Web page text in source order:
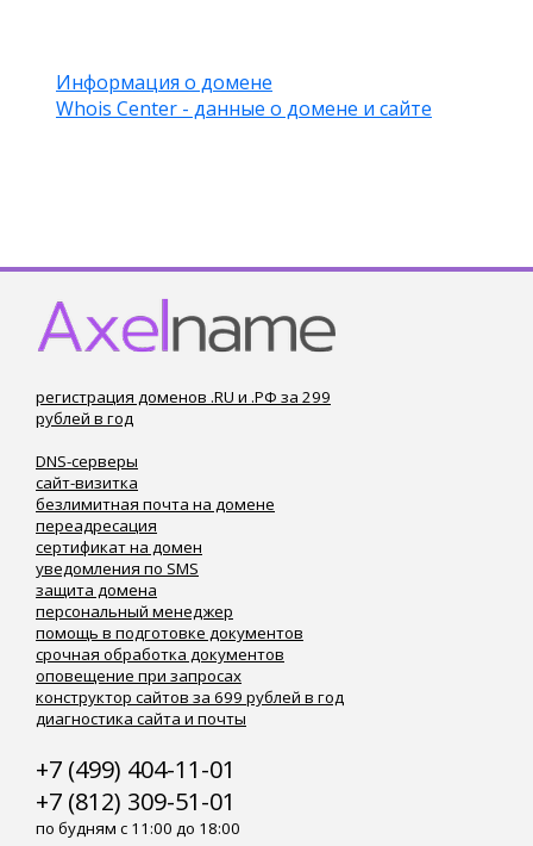
Информация о домене
Whois Center - данные о домене и сайте
регистрация доменов .RU и .РФ за 299
рублей в год
DNS-серверы
сайт-визитка
безлимитная почта на домене
переадресация
сертификат на домен
уведомления по SMS
защита домена
персональный менеджер
помощь в подготовке документов
срочная обработка документов
оповещение при запросах
конструктор сайтов за 699 рублей в год
диагностика сайта и почты
+7 (499) 404-11-01
+7 (812) 309-51-01
по будням с 11:00 до 18:00